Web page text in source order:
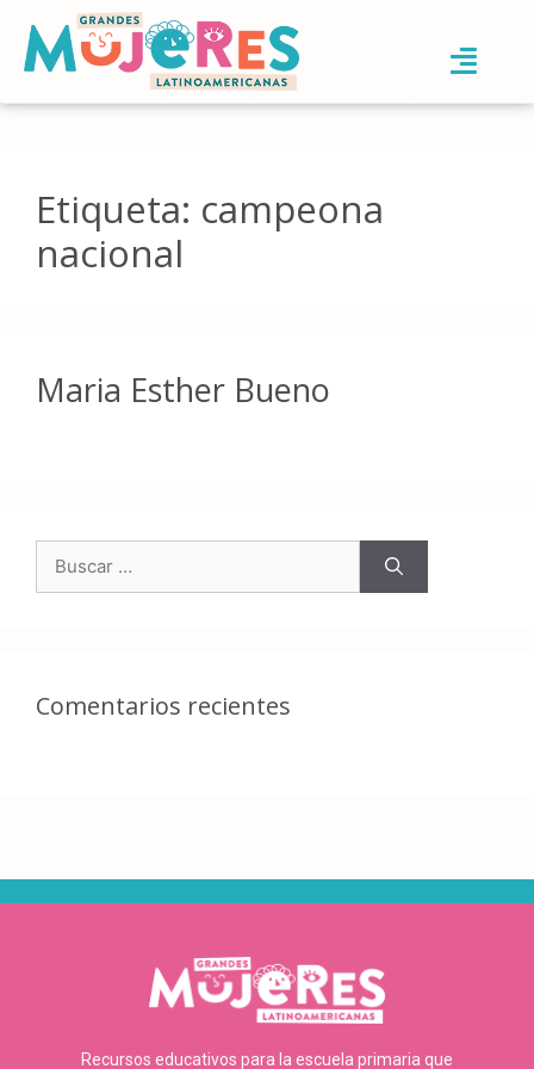
Etiqueta: campeona
nacional
Maria Esther Bueno
Comentarios recientes
Recursos educativos para la escuela primaria que